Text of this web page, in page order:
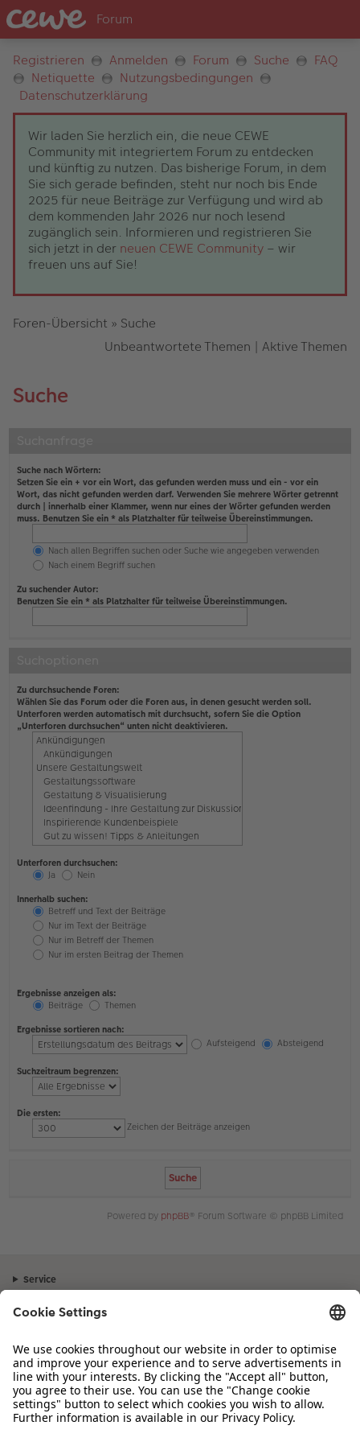
Registrieren Anmelden Forum Suche
FAQ
Netiquette
Nutzungsbedingungen
Datenschutzerklärung
Wir laden Sie herzlich ein, die neue CEWE
Community mit integriertem Forum zu entdecken
und künftig zu nutzen. Das bisherige Forum, in dem
Sie sich gerade befinden, steht nur noch bis Ende
2025 für neue Beiträge zur Verfügung und wird ab
dem kommenden Jahr 2026 nur noch lesend
zugänglich sein. Informieren und registrieren Sie
sich jetzt in der neuen CEWE Community – wir
freuen uns auf Sie!
Foren-Übersicht » Suche
Unbeantwortete Themen | Aktive Themen
Suche
Suche nach Wörtern:
Setzen Sie ein + vor ein Wort, das gefunden werden muss und ein - vor ein
Wort, das nicht gefunden werden darf. Verwenden Sie mehrere Wörter getrennt
durch | innerhalb einer Klammer, wenn nur eines der Wörter gefunden werden
muss. Benutzen Sie ein * als Platzhalter für teilweise Übereinstimmungen.
Nach allen Begriffen suchen oder Suche wie angegeben verwenden
Nach einem Begriff suchen
Zu suchender Autor:
Benutzen Sie ein * als Platzhalter für teilweise Übereinstimmungen.
Zu durchsuchende Foren:
Wählen Sie das Forum oder die Foren aus, in denen gesucht werden soll.
Unterforen werden automatisch mit durchsucht, sofern Sie die Option
„Unterforen durchsuchen“ unten nicht deaktivieren.
Unterforen durchsuchen:
Ja
Nein
Innerhalb suchen:
Betreff und Text der Beiträge
Nur im Text der Beiträge
Nur im Betreff der Themen
Nur im ersten Beitrag der Themen
Ergebnisse anzeigen als:
Beiträge
Themen
Ergebnisse sortieren nach:
Aufsteigend
Absteigend
Suchzeitraum begrenzen:
Die ersten:
Zeichen der Beiträge anzeigen
Powered by phpBB® Forum Software © phpBB Limited
Service
Sortiment
Inspiration